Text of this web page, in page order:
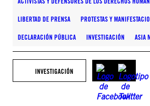
LIBERTAD DE PRENSA PROTESTAS Y
DECLARACIÓN PÚBLICA INVESTIGACIÓN ASIA
INVESTIGACIÓN